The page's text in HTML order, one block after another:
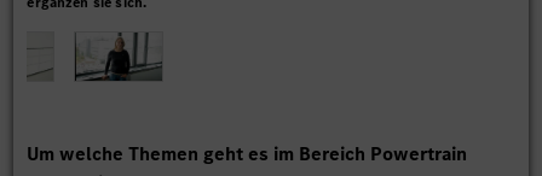
Um welche Themen geht es im Bereich Powertrain